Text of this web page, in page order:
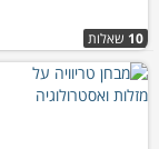
10 שאלות